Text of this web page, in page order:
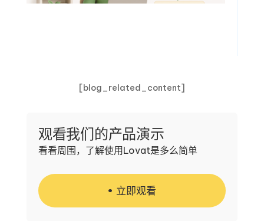
[blog_related_content]
观看我们的产品演示
看看周围，了解使用Lovat是多么简单
立即观看